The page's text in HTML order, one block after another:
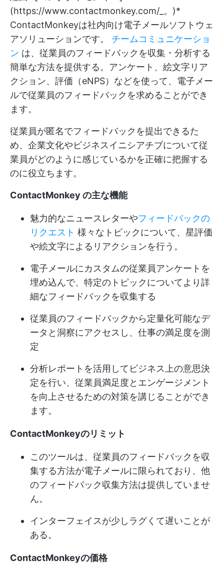
(https://www.contactmonkey.com/_。)*
ContactMonkeyは社内向け電子メールソフトウェ
アソリューションです。 チームコミュニケーショ
ン は、従業員のフィードバックを収集・分析する
簡単な方法を提供する。アンケート、絵文字リア
クション、評価（eNPS）などを使って、電子メー
ルで従業員のフィードバックを求めることができ
ます。
従業員が匿名でフィードバックを提出できるた
め、企業文化やビジネスイニシアチブについて従
業員がどのように感じているかを正確に把握する
のに役立ちます。
ContactMonkey の主な機能
魅力的なニュースレターやフィードバックの
リクエスト 様々なトピックについて、星評価
や絵文字によるリアクションを行う。
電子メールにカスタムの従業員アンケートを
埋め込んで、特定のトピックについてより詳
細なフィードバックを収集する
従業員のフィードバックから定量化可能なデ
ータと洞察にアクセスし、仕事の満足度を測
定
分析レポートを活用してビジネス上の意思決
定を行い、従業員満足度とエンゲージメント
を向上させるための対策を講じることができ
ます。
ContactMonkeyのリミット
このツールは、従業員のフィードバックを収
集する方法が電子メールに限られており、他
のフィードバック収集方法は提供していませ
ん。
インターフェイスが少しラグくて遅いことが
ある。
ContactMonkeyの価格